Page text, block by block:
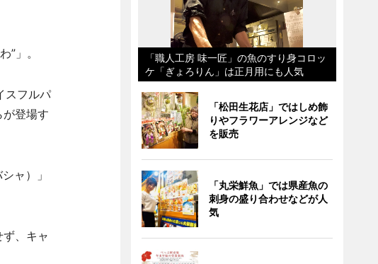
」。
スフルパ
登場す
ャ）」
、キャ
「職人工房 味一匠」の魚のすり身コロッ
ケ「ぎょろりん」は正月用にも人気
「松田生花店」ではしめ飾
りやフラワーアレンジなど
を販売
「丸栄鮮魚」では県産魚の
刺身の盛り合わせなどが人
気